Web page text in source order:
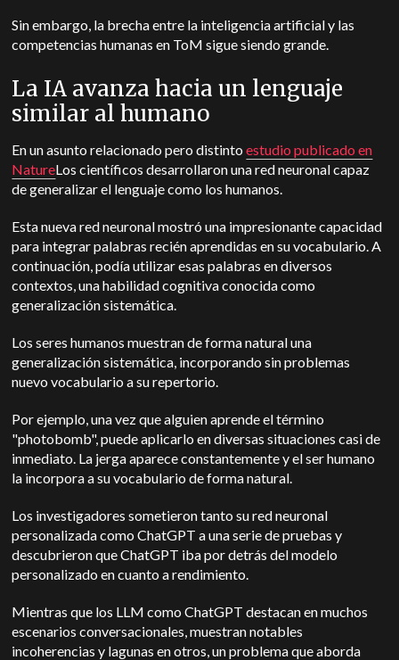
Sin embargo, la brecha entre la inteligencia artificial y las
competencias humanas en ToM sigue siendo grande.
La IA avanza hacia un lenguaje
similar al humano
En un asunto relacionado pero distintoestudio publicado en
NatureLos científicos desarrollaron una red neuronal capaz
de generalizar el lenguaje como los humanos.
Esta nueva red neuronal mostró una impresionante capacidad
para integrar palabras recién aprendidas en su vocabulario. A
continuación, podía utilizar esas palabras en diversos
contextos, una habilidad cognitiva conocida como
generalización sistemática.
Los seres humanos muestran de forma natural una
generalización sistemática, incorporando sin problemas
nuevo vocabulario a su repertorio.
Por ejemplo, una vez que alguien aprende el término
"photobomb", puede aplicarlo en diversas situaciones casi de
inmediato. La jerga aparece constantemente y el ser humano
la incorpora a su vocabulario de forma natural.
Los investigadores sometieron tanto su red neuronal
personalizada como ChatGPT a una serie de pruebas y
descubrieron que ChatGPT iba por detrás del modelo
personalizado en cuanto a rendimiento.
Mientras que los LLM como ChatGPT destacan en muchos
escenarios conversacionales, muestran notables
incoherencias y lagunas en otros, un problema que aborda